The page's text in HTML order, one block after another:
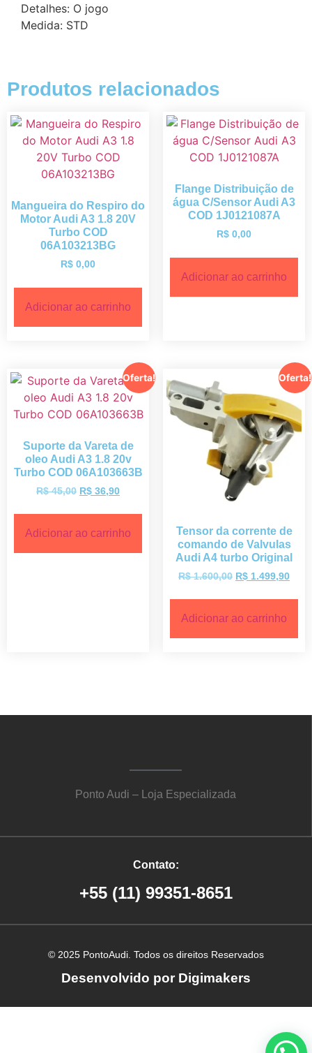
Detalhes: O jogo
Medida: STD
Produtos relacionados
Mangueira do Respiro do
Motor Audi A3 1.8 20V
Turbo COD
06A103213BG
R$ 0,00
Adicionar ao carrinho
Flange Distribuição de
água C/Sensor Audi A3
COD 1J0121087A
R$ 0,00
Adicionar ao carrinho
Oferta!
Suporte da Vareta de
oleo Audi A3 1.8 20v
Turbo COD 06A103663B
R$45,00 R$ 36,90
Adicionar ao carrinho
Oferta!
Tensor da corrente de
comando de Valvulas
Audi A4 turbo Original
R$1.600,00 R$ 1.499,90
Adicionar ao carrinho
Ponto Audi – Loja Especializada
Contato:
+55 (11) 99351-8651
© 2025 PontoAudi. Todos os direitos Reservados
Desenvolvido por Digimakers